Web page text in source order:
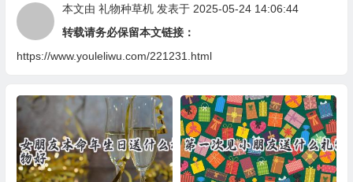
本文由 礼物种草机发表于 2025-05-24 14:06:44
转载请务必保留本文链接：
https://www.youleliwu.com/221231.html